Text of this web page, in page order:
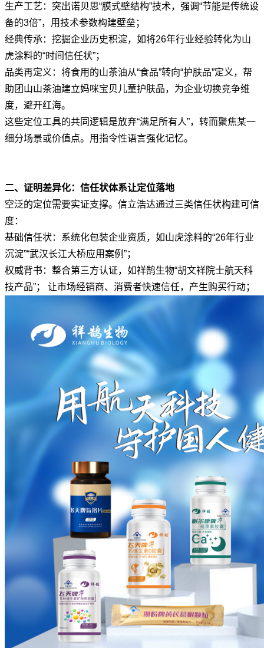
生产工艺：突出诺贝思“膜式壁结构”技术，强调“节能是传统设
备的3倍”，用技术参数构建壁垒；
经典传承：挖掘企业历史积淀，如将26年行业经验转化为山
虎涂料的“时间信任状”；
品类再定义：将食用的山茶油从“食品”转向“护肤品”定义，帮
助团山山茶油建立妈咪宝贝儿童护肤品，为企业切换竞争维
度，避开红海。
这些定位工具的共同逻辑是放弃“满足所有人”，转而聚焦某一
细分场景或价值点。用指令性语言强化记忆。
二、证明差异化：信任状体系让定位落地
空泛的定位需要实证支撑。信立浩达通过三类信任状构建可信
度：
基础信任状：系统化包装企业资质，如山虎涂料的“26年行业
沉淀”“武汉长江大桥应用案例”；
权威背书：整合第三方认证，如祥鹄生物“胡文祥院士航天科
技产品”； 让市场经销商、消费者快速信任，产生购买行动；